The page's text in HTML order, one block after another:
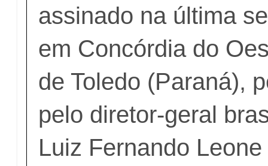
assinado na última
em Concórdia do
de Toledo (Paraná),
pelo diretor-geral
Luiz Fernando